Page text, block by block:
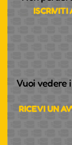
Vuoi vedere
RICEVI UN